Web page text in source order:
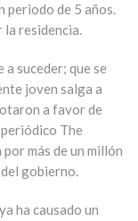
periodo de 5 años.
la residencia.
suceder; que se
joven salga a
a favor de
periódico The
más de un millón
gobierno.
ha causado un